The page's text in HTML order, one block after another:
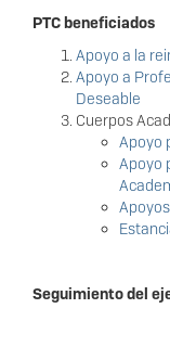
PTC beneficiados
Apoyo a la
Apoyo a
Deseable
Cuerpos
Apoyo
Apoyo
Seguimiento del